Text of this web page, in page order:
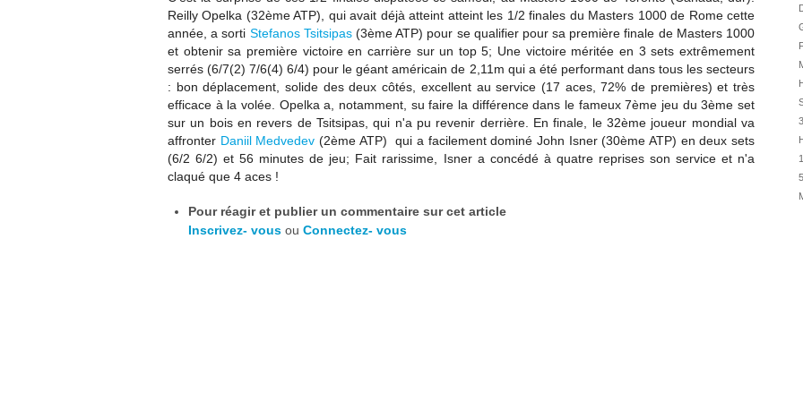
Reilly Opelka (32ème ATP), qui avait déjà atteint atteint les 1/2 finales du Masters 1000 de Rome cette
année, a sorti Stefanos Tsitsipas(3ème ATP) pour se qualifier pour sa première finale de Masters 1000
et obtenir sa première victoire en carrière sur un top 5; Une victoire méritée en 3 sets extrêmement
serrés (6/7(2) 7/6(4) 6/4) pour le géant américain de 2,11m qui a été performant dans tous les secteurs
: bon déplacement, solide des deux côtés, excellent au service (17 aces, 72% de premières) et très
efficace à la volée. Opelka a, notamment, su faire la différence dans le fameux 7ème jeu du 3ème set
sur un bois en revers de Tsitsipas, qui n'a pu revenir derrière. En finale, le 32ème joueur mondial va
affronter Daniil Medvedev (2ème ATP) qui a facilement dominé John Isner (30ème ATP) en deux sets
(6/2 6/2) et 56 minutes de jeu; Fait rarissime, Isner a concédé à quatre reprises son service et n'a
claqué que 4 aces !
Pour réagir et publier un commentaire sur cet article
Inscrivez- vous ou Connectez- vous